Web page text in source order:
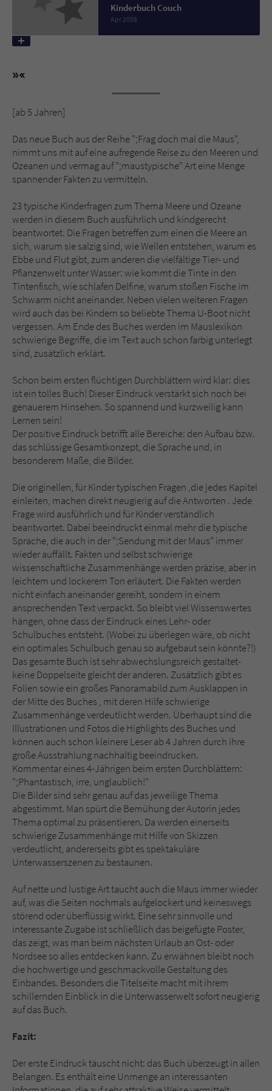
Kinderbuch Couch
Apr 2008
[ab 5 Jahren]
Das neue Buch aus der Reihe ";Frag doch mal die Maus",
nimmt uns mit auf eine aufregende Reise zu den Meeren und
Ozeanen und vermag auf ";maustypische" Art eine Menge
spannender Fakten zu vermitteln.
23 typische Kinderfragen zum Thema Meere und Ozeane
werden in diesem Buch ausführlich und kindgerecht
beantwortet. Die Fragen betreffen zum einen die Meere an
sich, warum sie salzig sind, wie Wellen entstehen, warum es
Ebbe und Flut gibt, zum anderen die vielfältige Tier- und
Pflanzenwelt unter Wasser: wie kommt die Tinte in den
Tintenfisch, wie schlafen Delfine, warum stoßen Fische im
Schwarm nicht aneinander. Neben vielen weiteren Fragen
wird auch das bei Kindern so beliebte Thema U-Boot nicht
vergessen. Am Ende des Buches werden im Mauslexikon
schwierige Begriffe, die im Text auch schon farbig unterlegt
sind, zusätzlich erklärt.
Schon beim ersten flüchtigen Durchblättern wird klar: dies
ist ein tolles Buch! Dieser Eindruck verstärkt sich noch bei
genauerem Hinsehen. So spannend und kurzweilig kann
Lernen sein!
Der positive Eindruck betrifft alle Bereiche: den Aufbau bzw.
das schlüssige Gesamtkonzept, die Sprache und, in
besonderem Maße, die Bilder.
Die originellen, für Kinder typischen Fragen ,die jedes Kapitel
einleiten, machen direkt neugierig auf die Antworten . Jede
Frage wird ausführlich und für Kinder verständlich
beantwortet. Dabei beeindruckt einmal mehr die typische
Sprache, die auch in der ";Sendung mit der Maus" immer
wieder auffällt. Fakten und selbst schwierige
wissenschaftliche Zusammenhänge werden präzise, aber in
leichtem und lockerem Ton erläutert. Die Fakten werden
nicht einfach aneinander gereiht, sondern in einem
ansprechenden Text verpackt. So bleibt viel Wissenswertes
hängen, ohne dass der Eindruck eines Lehr- oder
Schulbuches entsteht. (Wobei zu überlegen wäre, ob nicht
ein optimales Schulbuch genau so aufgebaut sein könnte?!)
Das gesamte Buch ist sehr abwechslungsreich gestaltet-
keine Doppelseite gleicht der anderen. Zusätzlich gibt es
Folien sowie ein großes Panoramabild zum Ausklappen in
der Mitte des Buches , mit deren Hilfe schwierige
Zusammenhänge verdeutlicht werden. Überhaupt sind die
Illustrationen und Fotos die Highlights des Buches und
können auch schon kleinere Leser ab 4 Jahren durch ihre
große Ausstrahlung nachhaltig beeindrucken.
Kommentar eines 4-Jährigen beim ersten Durchblättern:
";Phantastisch, irre, unglaublich!"
Die Bilder sind sehr genau auf das jeweilige Thema
abgestimmt. Man spürt die Bemühung der Autorin jedes
Thema optimal zu präsentieren. Da werden einerseits
schwierige Zusammenhänge mit Hilfe von Skizzen
verdeutlicht, andererseits gibt es spektakuläre
Unterwasserszenen zu bestaunen.
Auf nette und lustige Art taucht auch die Maus immer wieder
auf, was die Seiten nochmals aufgelockert und keineswegs
störend oder überflüssig wirkt. Eine sehr sinnvolle und
interessante Zugabe ist schließlich das beigefügte Poster,
das zeigt, was man beim nächsten Urlaub an Ost- oder
Nordsee so alles entdecken kann. Zu erwähnen bleibt noch
die hochwertige und geschmackvolle Gestaltung des
Einbandes. Besonders die Titelseite macht mit ihrem
schillernden Einblick in die Unterwasserwelt sofort neugierig
auf das Buch.
Fazit:
Der erste Eindruck täuscht nicht: das Buch überzeugt in allen
Belangen. Es enthält eine Unmenge an interessanten
Zweck
Name fe_typo_user
Anbieter Literatur-Couch Medien GmbH & Co. KG
Laufzeit Session
Zweck
Dieses Cookie gewährleistet die
Kommunikation der Webseite mit dem
Benutzer. Es wird benötigt um z. B. den
Sicherheitscode des Kontaktformulars zu
überprüfen.